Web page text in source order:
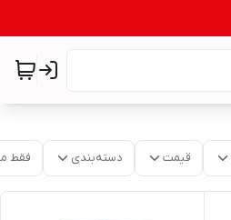
قیمت دسته‌بندی فقط